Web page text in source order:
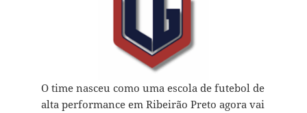
O time nasceu como uma escola de futebol de
alta performance em Ribeirão Preto agora vai